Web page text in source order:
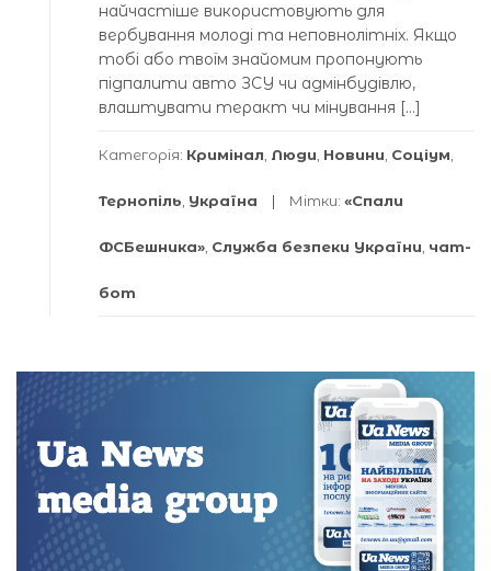
найчастіше використовують для
вербування молоді та неповнолітніх. Якщо
тобі або твоїм знайомим пропонують
підпалити авто ЗСУ чи адмінбудівлю,
влаштувати теракт чи мінування […]
Категорія: Кримінал Люди Новини Соціум
Тернопіль Україна Мітки: «Спали
ФСБешника» Служба безпеки України чат-
бот